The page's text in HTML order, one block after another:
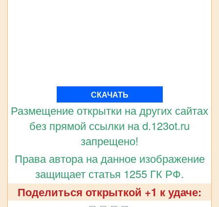
СКАЧАТЬ
Размещение открытки на других сайтах
без прямой ссылки на d.123ot.ru
запрещено!
Права автора на данное изображение
защищает статья 1255 ГК РФ.
Поделиться открыткой +1 к удаче: